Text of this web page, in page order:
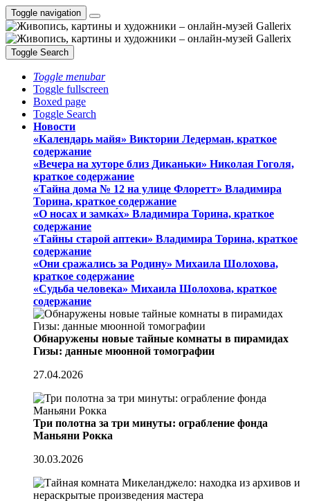
Toggle navigation
Toggle Search
Toggle menubar
Toggle fullscreen
Boxed page
Toggle Search
Новости
«Календарь майя» Виктории Ледерман, краткое
содержание
«Вечера на хуторе близ Диканьки» Николая Гоголя,
краткое содержание
«Тайна дома № 12 на улице Флоретт» Владимира
Торина, краткое содержание
«О носах и замка́х» Владимира Торина, краткое
содержание
«Тайны старой аптеки» Владимира Торина, краткое
содержание
«Они сражались за Родину» Михаила Шолохова,
краткое содержание
«Судьба человека» Михаила Шолохова, краткое
содержание
Обнаружены новые тайные комнаты в пирамидах
Гизы: данные мюонной томографии
27.04.2026
Три полотна за три минуты: ограбление фонда
Маньяни Рокка
30.03.2026